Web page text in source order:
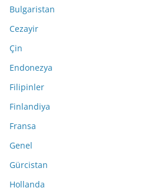
Bulgaristan
Cezayir
Çin
Endonezya
Filipinler
Finlandiya
Fransa
Genel
Gürcistan
Hollanda